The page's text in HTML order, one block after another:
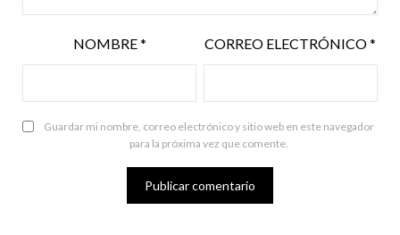
NOMBRE* CORREO ELECTRÓNICO*
Guardar mi nombre, correo electrónico y sitio web en este navegador
para la próxima vez que comente.